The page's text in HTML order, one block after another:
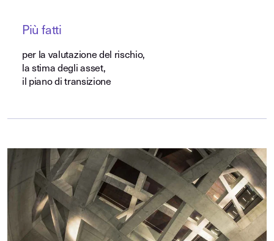
Più fatti
per la valutazione del rischio,
la stima degli asset,
il piano di transizione